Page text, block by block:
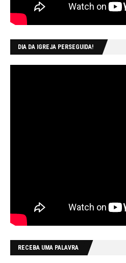
DIA DA IGREJA PERSEGUIDA!
RECEBA UMA PALAVRA